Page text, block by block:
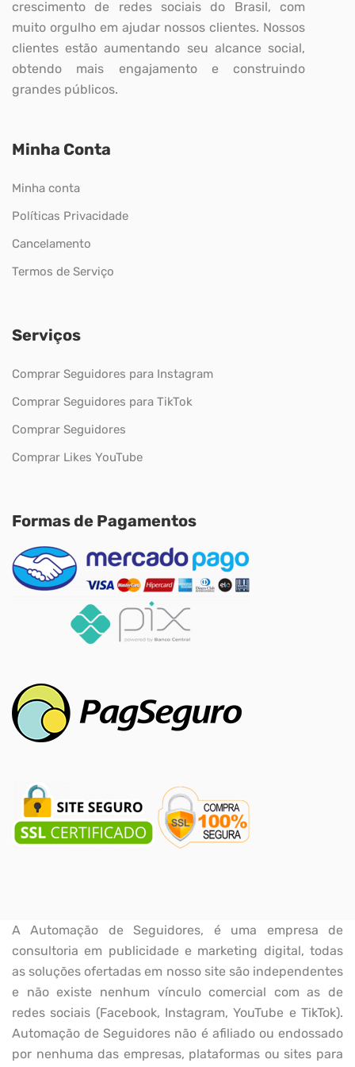
crescimento de redes sociais do Brasil, com
muito orgulho em ajudar nossos clientes. Nossos
clientes estão aumentando seu alcance social,
obtendo mais engajamento e construindo
grandes públicos.
Minha Conta
Minha conta
Políticas Privacidade
Cancelamento
Termos de Serviço
Serviços
Comprar Seguidores para Instagram
Comprar Seguidores para TikTok
Comprar Seguidores
Comprar Likes YouTube
Formas de Pagamentos
A Automação de Seguidores, é uma empresa de
consultoria em publicidade e marketing digital, todas
as soluções ofertadas em nosso site são independentes
e não existe nenhum vínculo comercial com as de
redes sociais (Facebook, Instagram, YouTube e TikTok).
Automação de Seguidores não é afiliado ou endossado
por nenhuma das empresas, plataformas ou sites para